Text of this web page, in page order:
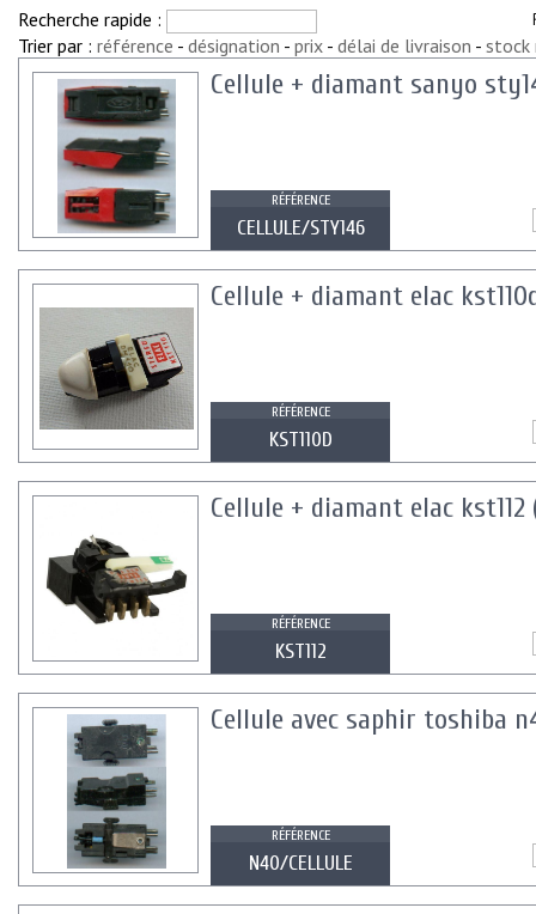
Trier par : référence - désignation - prix - délai de livraison - stock
Recherche rapide :
Cellule + diamant sanyo
RÉFÉRENCE
CELLULE/STY146
Cellule + diamant elac
RÉFÉRENCE
KST110D
Cellule + diamant elac
RÉFÉRENCE
KST112
Cellule avec saphir toshiba
RÉFÉRENCE
N40/CELLULE